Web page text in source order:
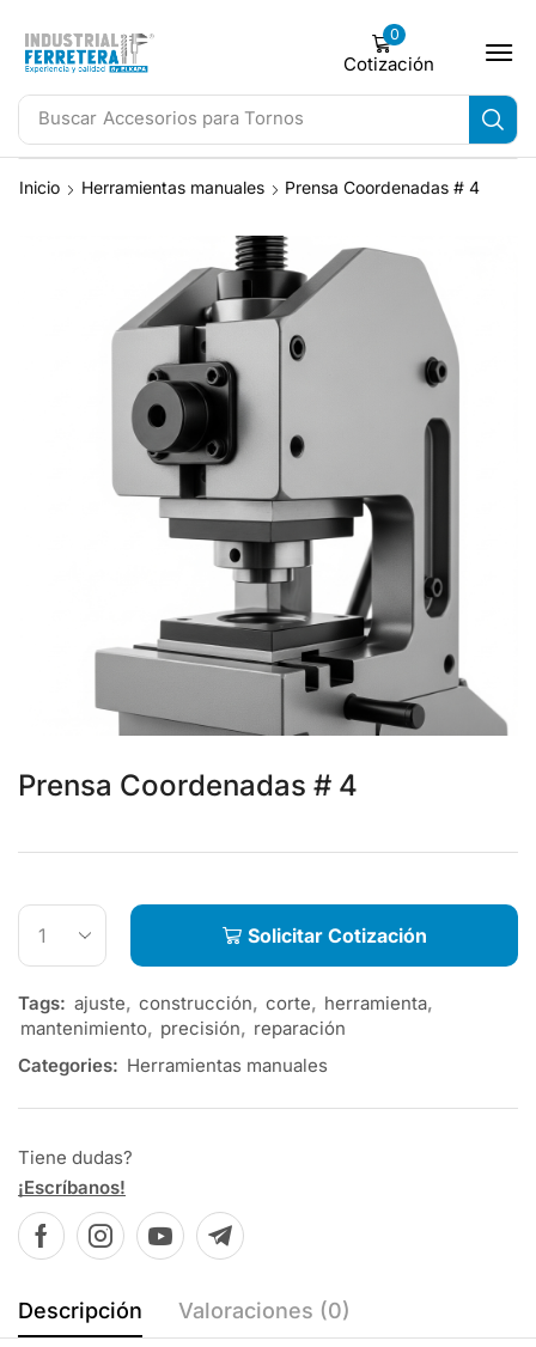
Buscar Accesorios para Tornos
0
Cotización
Inicio Herramientas manuales Prensa Coordenadas # 4
Prensa Coordenadas # 4
Solicitar Cotización
Tags: ajuste, construcción, corte, herramienta,
mantenimiento, precisión, reparación
Categories: Herramientas manuales
Tiene dudas?
¡Escríbanos!
Descripción Valoraciones (0)